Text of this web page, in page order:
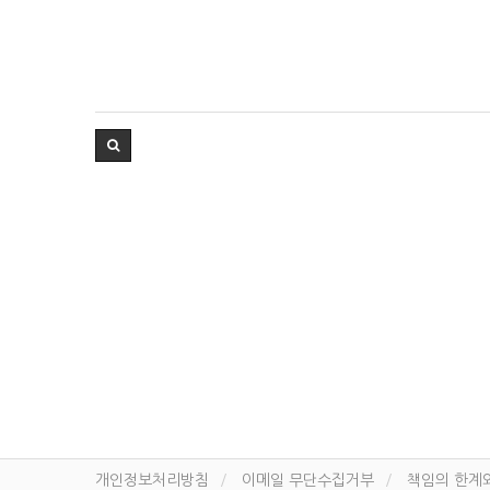
개인정보처리방침 이메일 무단수집거부 책임의 한계